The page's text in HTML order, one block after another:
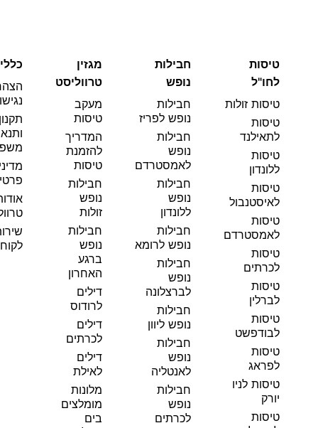
טיסות
לחו"ל
טיסות זולות
טיסות
לתאילנד
טיסות
ללונדון
טיסות
לאיסטנבול
טיסות
לאמסטרדם
טיסות
לכרתים
טיסות
לברלין
טיסות
לבודפשט
טיסות
לפראג
טיסות לניו
יורק
טיסות
חבילות
נופש
חבילות
נופש לפריז
חבילות
נופש
לאמסטרדם
חבילות
נופש
ללונדון
חבילות
נופש לרומא
חבילות
נופש
לברצלונה
חבילות
נופש ליוון
חבילות
נופש
לאנטליה
חבילות
נופש
לכרתים
מגזין
טרווליסט
מעקב
טיסות
המדריך
להזמנת
טיסות
חבילות
נופש
זולות
חבילות
נופש
ברגע
האחרון
דילים
לרודוס
דילים
לכרתים
דילים
לאילת
מלונות
מומלצים
בים
כללי